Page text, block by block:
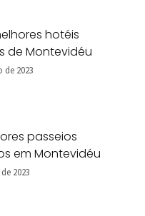
hotéis
de Montevidéu
de 2023
passeios
em Montevidéu
2023